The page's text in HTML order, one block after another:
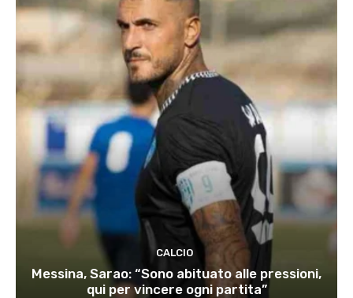
CALCIO
Messina, Sarao: “Sono abituato alle pressioni,
qui per vincere ogni partita”